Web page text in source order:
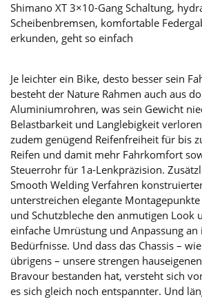
Shimano XT 3×10-Gang Schaltung,
Scheibenbremsen, komfortable
erkunden, geht so einfach
Je leichter ein Bike, desto besser sein
besteht der Nature Rahmen auch aus
Aluminiumrohren, was sein Gewicht
Belastbarkeit und Langlebigkeit
zudem genügend Reifenfreiheit für bis
Reifen und damit mehr Fahrkomfort
Steuerrohr für 1a-Lenkpräzision.
Smooth Welding Verfahren
unterstreichen elegante
und Schutzbleche den anmutigen Look
einfache Umrüstung und Anpassung
Bedürfnisse. Und dass das Chassis –
übrigens – unsere strengen
Bravour bestanden hat, versteht sich
es sich gleich noch entspannter. Und